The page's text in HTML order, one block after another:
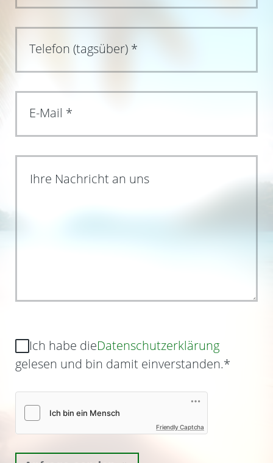
Ihre Nachricht an uns
Ich habe dieDatenschutzerklärung
gelesen und bin damit einverstanden.*
Friendly Captcha